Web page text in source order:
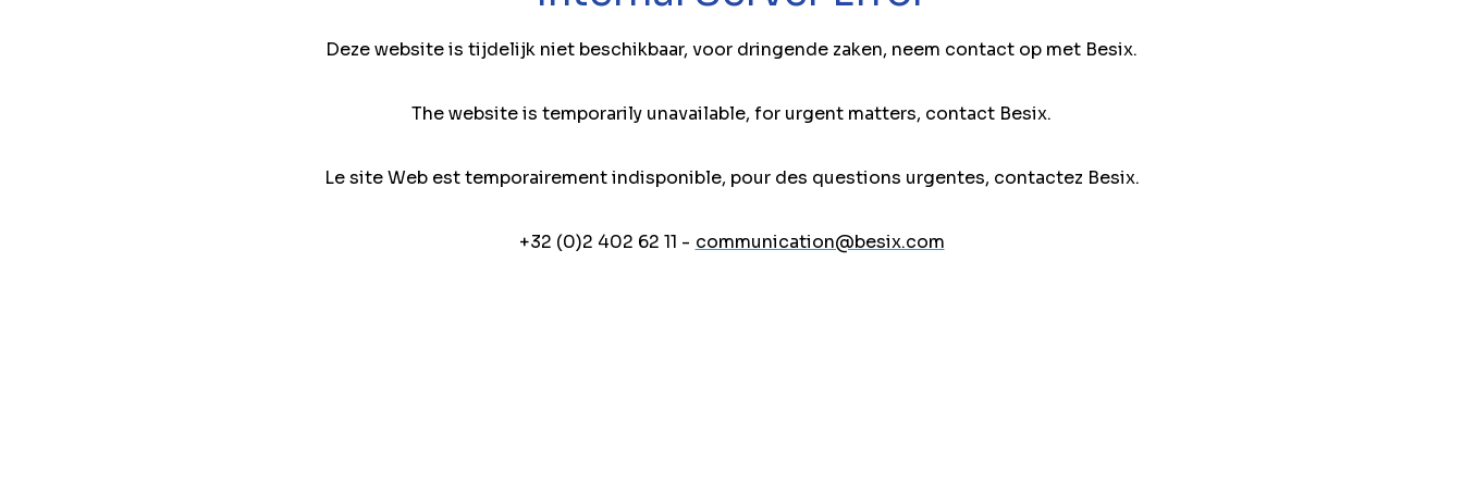
Deze website is tijdelijk niet beschikbaar, voor dringende zaken, neem contact op met Besix.
The website is temporarily unavailable, for urgent matters, contact Besix.
Le site Web est temporairement indisponible, pour des questions urgentes, contactez Besix.
+32 (0)2 402 62 11 - communication@besix.com